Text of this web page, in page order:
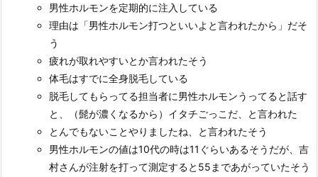
男性ホルモンを定期的に注入している
理由は「男性ホルモン打つといいよと言われたから」だそ
う
疲れが取れやすいとか言われたそう
体毛はすでに全身脱毛している
脱毛してもらってる担当者に男性ホルモンうってると話す
と、（髭が濃くなるから）イタチごっこだ、と言われた
とんでもないことやりましたね、と言われたそう
男性ホルモンの値は10代の時は11ぐらいあるそうだが、吉
村さんが注射を打って測定すると55まであがっていたそう